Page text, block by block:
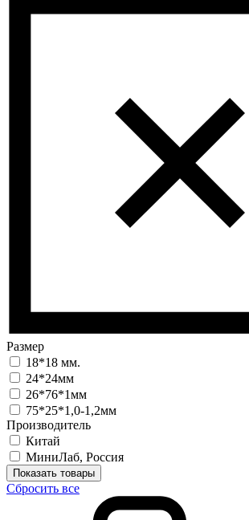
Размер
18*18 мм.
24*24мм
26*76*1мм
75*25*1,0-1,2мм
Производитель
Китай
МиниЛаб, Россия
Показать товары
Сбросить все